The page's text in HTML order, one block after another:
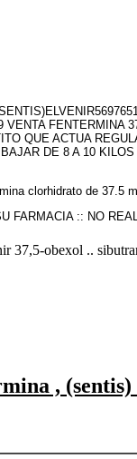
VENTA
QUE ACTUA
DE 8 A 10
clorhidrato de
FARMACIA :: NO
37,5-obexol ..
,